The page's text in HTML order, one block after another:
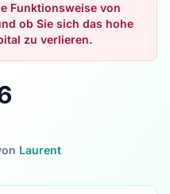
Funktionsweise von
ob Sie sich das hohe
zu verlieren.
Laurent